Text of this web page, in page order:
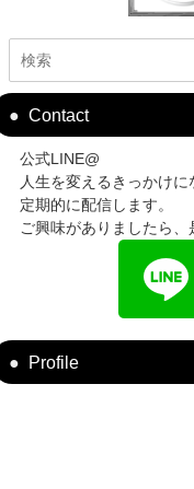
Contact
公式LINE@
人生を変えるきっかけ
定期的に配信します。
ご興味がありましたら、
Profile